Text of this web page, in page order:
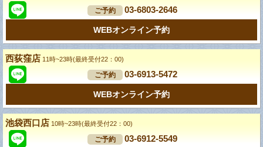
ご予約 03-6803-2646
WEBオンライン予約
西荻窪店 11時~23時(最終受付22：00)
ご予約 03-6913-5472
WEBオンライン予約
池袋西口店 10時~23時(最終受付22：00)
ご予約 03-6912-5549